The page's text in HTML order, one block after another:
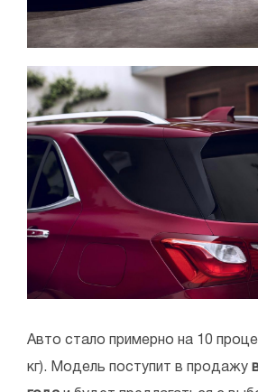
Авто стало примерно на 10
кг). Модель поступит в продажу